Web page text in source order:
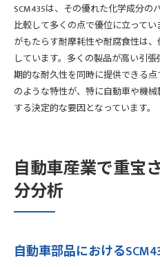
SCM435は、その優れた化学成分の
比較して多くの点で優位に立って
がもたらす耐摩耗性や耐腐食性は
しています。多くの製品が高い引
期的な耐久性を同時に提供できる
のような特性が、特に自動車や機
する決定的な要因となっています。
自動車産業で重宝
分分析
自動車部品における